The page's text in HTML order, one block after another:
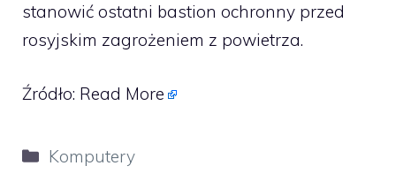
stanowić ostatni bastion ochronny przed
rosyjskim zagrożeniem z powietrza.
Źródło: Read More
Kategorie
Komputery